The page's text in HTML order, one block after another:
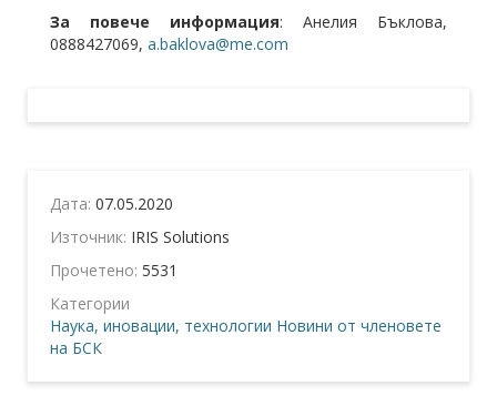
За повече информация: Анелия Бъклова,
0888427069, a.baklova@me.com
Дата: 07.05.2020
Източник: IRIS Solutions
Прочетено: 5531
Категории
Наука, иновации, технологии Новини от членовете
на БСК